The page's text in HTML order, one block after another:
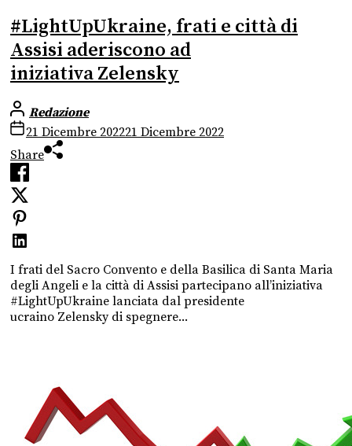
#LightUpUkraine, frati e città di
Assisi aderiscono ad
iniziativa Zelensky
Redazione
21 Dicembre 202221 Dicembre 2022
Share
I frati del Sacro Convento e della Basilica di Santa Maria
degli Angeli e la città di Assisi partecipano all’iniziativa
#LightUpUkraine lanciata dal presidente
ucraino Zelensky di spegnere...